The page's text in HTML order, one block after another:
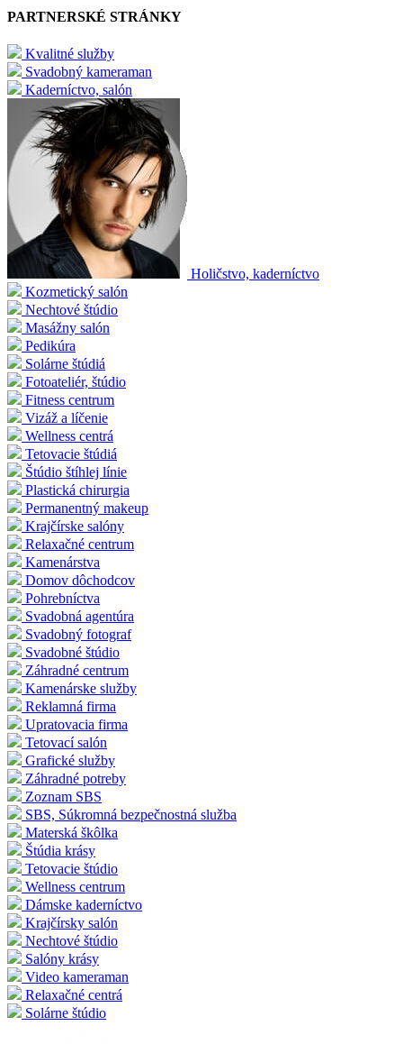
PARTNERSKÉ STRÁNKY
Kvalitné služby
Svadobný kameraman
Kaderníctvo, salón
Holičstvo, kaderníctvo
Kozmetický salón
Nechtové štúdio
Masážny salón
Pedikúra
Solárne štúdiá
Fotoateliér, štúdio
Fitness centrum
Vizáž a líčenie
Wellness centrá
Tetovacie štúdiá
Štúdio štíhlej línie
Plastická chirurgia
Permanentný makeup
Krajčírske salóny
Relaxačné centrum
Kamenárstva
Domov dôchodcov
Pohrebníctva
Svadobná agentúra
Svadobný fotograf
Svadobné štúdio
Záhradné centrum
Kamenárske služby
Reklamná firma
Upratovacia firma
Tetovací salón
Grafické služby
Záhradné potreby
Zoznam SBS
SBS, Súkromná bezpečnostná služba
Materská škôlka
Štúdia krásy
Tetovacie štúdio
Wellness centrum
Dámske kaderníctvo
Krajčírsky salón
Nechtové štúdio
Salóny krásy
Video kameraman
Relaxačné centrá
Solárne štúdio